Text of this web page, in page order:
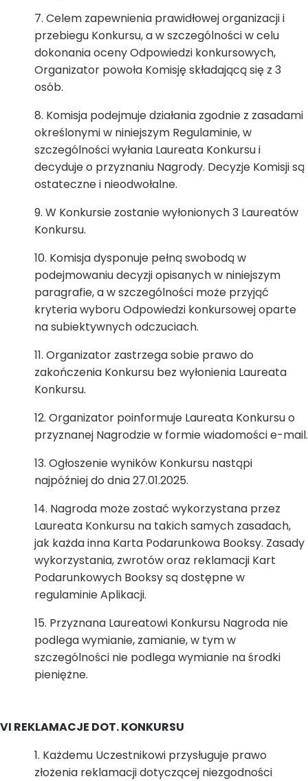
Celem zapewnienia prawidłowej organizacji i
przebiegu Konkursu, a w szczególności w celu
dokonania oceny Odpowiedzi konkursowych,
Organizator powoła Komisję składającą się z 3
osób.
Komisja podejmuje działania zgodnie z zasadami
określonymi w niniejszym Regulaminie, w
szczególności wyłania Laureata Konkursu i
decyduje o przyznaniu Nagrody. Decyzje Komisji są
ostateczne i nieodwołalne.
W Konkursie zostanie wyłonionych 3 Laureatów
Konkursu.
Komisja dysponuje pełną swobodą w
podejmowaniu decyzji opisanych w niniejszym
paragrafie, a w szczególności może przyjąć
kryteria wyboru Odpowiedzi konkursowej oparte
na subiektywnych odczuciach.
Organizator zastrzega sobie prawo do
zakończenia Konkursu bez wyłonienia Laureata
Konkursu.
Organizator poinformuje Laureata Konkursu o
przyznanej Nagrodzie w formie wiadomości e-mail.
Ogłoszenie wyników Konkursu nastąpi
najpóźniej do dnia 27.01.2025.
Nagroda może zostać wykorzystana przez
Laureata Konkursu na takich samych zasadach,
jak każda inna Karta Podarunkowa Booksy. Zasady
wykorzystania, zwrotów oraz reklamacji Kart
Podarunkowych Booksy są dostępne w
regulaminie Aplikacji.
Przyznana Laureatowi Konkursu Nagroda nie
podlega wymianie, zamianie, w tym w
szczególności nie podlega wymianie na środki
pieniężne.
VI REKLAMACJE DOT. KONKURSU
Każdemu Uczestnikowi przysługuje prawo
złożenia reklamacji dotyczącej niezgodności